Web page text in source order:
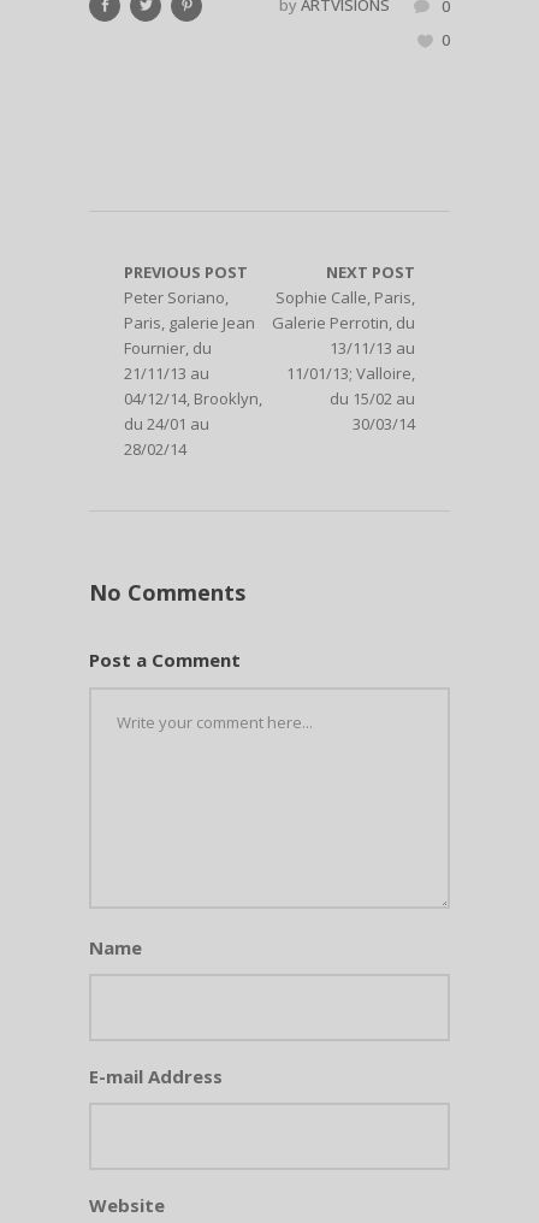
byARTVISIONS
0
0
PREVIOUS POST
Peter Soriano,
Paris, galerie Jean
Fournier, du
21/11/13 au
04/12/14, Brooklyn,
du 24/01 au
28/02/14
NEXT POST
Sophie Calle, Paris,
Galerie Perrotin, du
13/11/13 au
11/01/13; Valloire,
du 15/02 au
30/03/14
No Comments
Post a Comment
Name
E-mail Address
Website